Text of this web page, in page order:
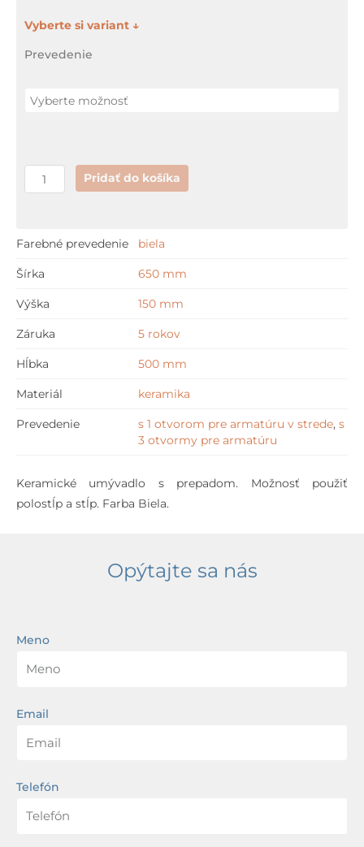
Prevedenie
množstvo
65
cm
Pridať do košíka
Farebné prevedenie biela
Šírka 650 mm
Výška 150 mm
Záruka 5 rokov
Hĺbka 500 mm
Materiál keramika
Prevedenie s 1 otvorom pre armatúru v strede, s
3 otvormy pre armatúru
Keramické umývadlo s prepadom. Možnosť použiť
polostĺp a stĺp. Farba Biela.
Opýtajte sa nás
Meno
Email
Telefón